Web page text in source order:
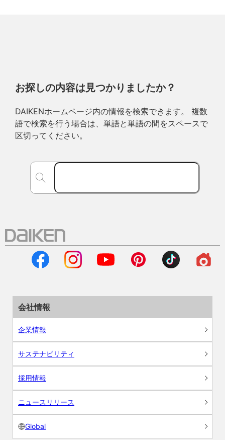
お探しの内容は見つかりましたか？
DAIKENホームページ内の情報を検索できます。 複数
語で検索を行う場合は、単語と単語の間をスペースで
区切ってください。
会社情報
企業情報
サステナビリティ
採用情報
ニュースリリース
Global